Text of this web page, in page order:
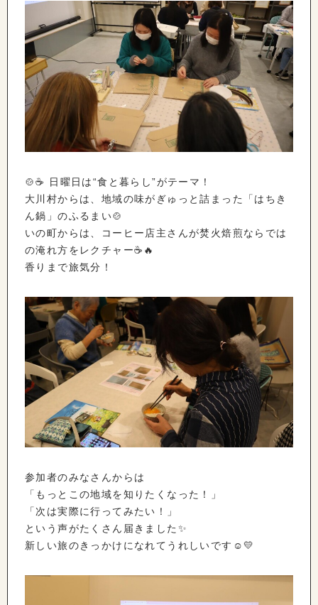
🍲☕ 日曜日は“食と暮らし”がテーマ！
大川村からは、地域の味がぎゅっと詰まった「はちき
ん鍋」のふるまい🍲
いの町からは、コーヒー店主さんが焚火焙煎ならでは
の淹れ方をレクチャー☕🔥
香りまで旅気分！
参加者のみなさんからは
「もっとこの地域を知りたくなった！」
「次は実際に行ってみたい！」
という声がたくさん届きました✨
新しい旅のきっかけになれてうれしいです☺️💛